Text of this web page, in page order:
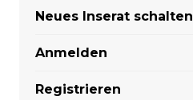
Neues Inserat schalten
Anmelden
Registrieren